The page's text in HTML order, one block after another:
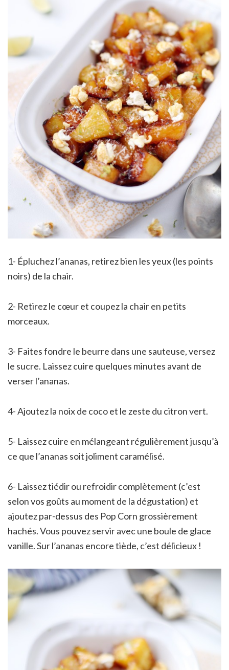
1- Épluchez l’ananas, retirez bien les yeux (les points
noirs) de la chair.
2- Retirez le cœur et coupez la chair en petits
morceaux.
3- Faites fondre le beurre dans une sauteuse, versez
le sucre. Laissez cuire quelques minutes avant de
verser l’ananas.
4- Ajoutez la noix de coco et le zeste du citron vert.
5- Laissez cuire en mélangeant régulièrement jusqu’à
ce que l’ananas soit joliment caramélisé.
6- Laissez tiédir ou refroidir complètement (c’est
selon vos goûts au moment de la dégustation) et
ajoutez par-dessus des Pop Corn grossièrement
hachés. Vous pouvez servir avec une boule de glace
vanille. Sur l’ananas encore tiède, c’est délicieux !